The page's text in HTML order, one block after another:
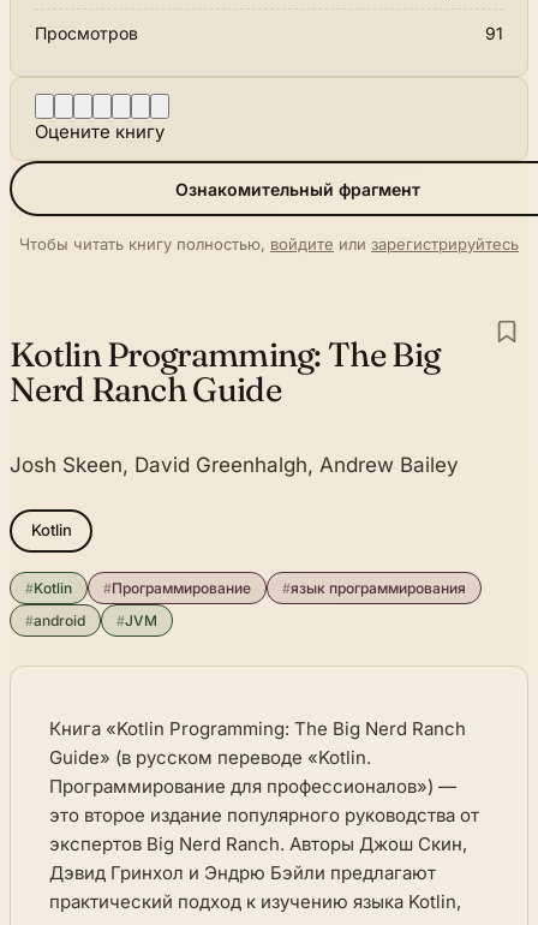
Просмотров 91
Оцените книгу
Ознакомительный фрагмент
Чтобы читать книгу полностью, войдите или зарегистрируйтесь
Kotlin Programming: The Big
Nerd Ranch Guide
Josh Skeen, David Greenhalgh, Andrew Bailey
Kotlin
#Kotlin #Программирование #язык программирования
#android #JVM
Книга «Kotlin Programming: The Big Nerd Ranch
Guide» (в русском переводе «Kotlin.
Программирование для профессионалов») —
это второе издание популярного руководства от
экспертов Big Nerd Ranch. Авторы Джош Скин,
Дэвид Гринхол и Эндрю Бэйли предлагают
практический подход к изучению языка Kotlin,